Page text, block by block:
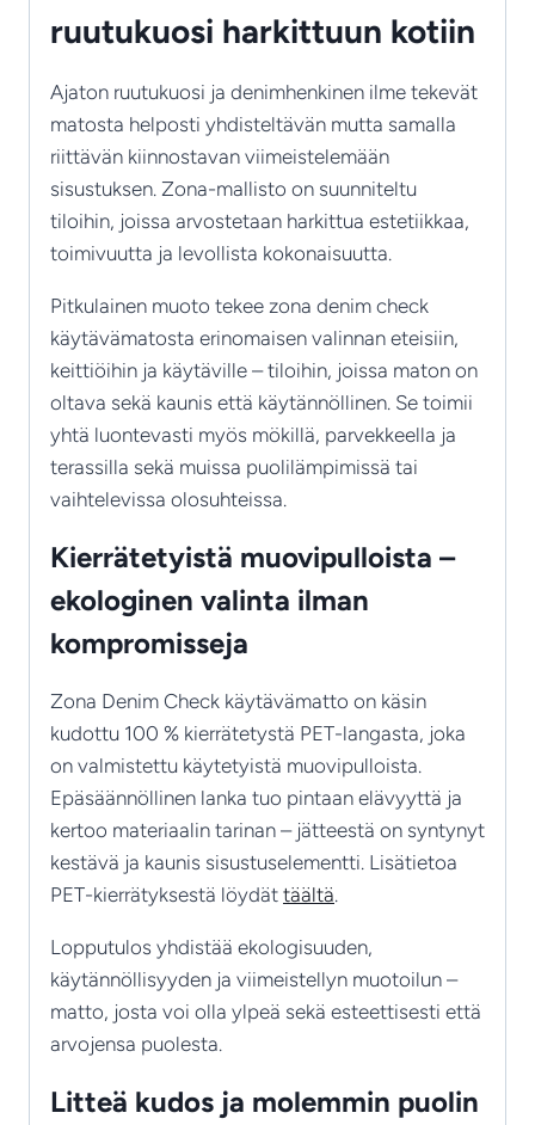
ruutukuosi harkittuun kotiin
Ajaton ruutukuosi ja denimhenkinen ilme tekevät
matosta helposti yhdisteltävän mutta samalla
riittävän kiinnostavan viimeistelemään
sisustuksen. Zona-mallisto on suunniteltu
tiloihin, joissa arvostetaan harkittua estetiikkaa,
toimivuutta ja levollista kokonaisuutta.
Pitkulainen muoto tekee zona denim check
käytävämatosta erinomaisen valinnan eteisiin,
keittiöihin ja käytäville – tiloihin, joissa maton on
oltava sekä kaunis että käytännöllinen. Se toimii
yhtä luontevasti myös mökillä, parvekkeella ja
terassilla sekä muissa puolilämpimissä tai
vaihtelevissa olosuhteissa.
Kierrätetyistä muovipulloista –
ekologinen valinta ilman
kompromisseja
Zona Denim Check käytävämatto on käsin
kudottu 100 % kierrätetystä PET-langasta, joka
on valmistettu käytetyistä muovipulloista.
Epäsäännöllinen lanka tuo pintaan elävyyttä ja
kertoo materiaalin tarinan – jätteestä on syntynyt
kestävä ja kaunis sisustuselementti. Lisätietoa
PET-kierrätyksestä löydät täältä.
Lopputulos yhdistää ekologisuuden,
käytännöllisyyden ja viimeistellyn muotoilun –
matto, josta voi olla ylpeä sekä esteettisesti että
arvojensa puolesta.
Litteä kudos ja molemmin puolin